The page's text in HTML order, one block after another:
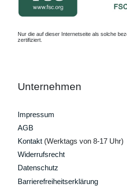
Nur die auf dieser Internetseite als solche
zertifiziert.
Unternehmen
Impressum
AGB
Kontakt (Werktags von 8-17 Uhr)
Widerrufsrecht
Datenschutz
Barrierefreiheitserklärung